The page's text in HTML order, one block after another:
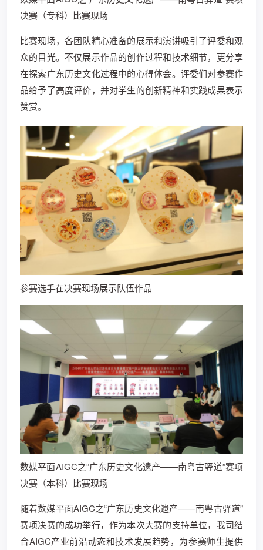
决赛（专科）比赛现场
比赛现场，各团队精心准备的展示和演讲吸引了评委和观
众的目光。不仅展示作品的创作过程和技术细节，更分享
在探索广东历史文化过程中的心得体会。评委们对参赛作
品给予了高度评价，并对学生的创新精神和实践成果表示
赞赏。
参赛选手在决赛现场展示队伍作品
数媒平面AIGC之“广东历史文化遗产——南粤古驿道”赛项
决赛（本科）比赛现场
随着数媒平面AIGC之“广东历史文化遗产——南粤古驿道”
赛项决赛的成功举行，作为本次大赛的支持单位，我司结
合AIGC产业前沿动态和技术发展趋势，为参赛师生提供